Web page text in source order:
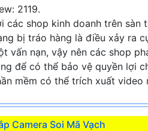
2119.
các shop kinh doanh trên sàn
bị tráo hàng là điều xảy ra
vấn nạn, vậy nên các shop
để có thể bảo vệ quyền lợi
mềm có thể trích xuất video
Camera Soi Mã Vạch